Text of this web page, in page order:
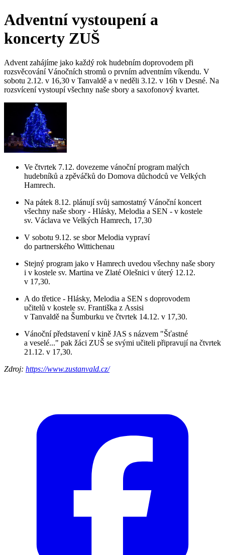
Adventní vystoupení a
koncerty ZUŠ
Advent zahájíme jako každý rok hudebním doprovodem při
rozsvěcování Vánočních stromů o prvním adventním víkendu. V
sobotu 2.12. v 16,30 v Tanvaldě a v neděli 3.12. v 16h v Desné. Na
rozsvícení vystoupí všechny naše sbory a saxofonový kvartet.
Ve čtvrtek 7.12. dovezeme vánoční program malých
hudebníků a zpěváčků do Domova důchodců ve Velkých
Hamrech.
Na pátek 8.12. plánují svůj samostatný Vánoční koncert
všechny naše sbory - Hlásky, Melodia a SEN - v kostele
sv. Václava ve Velkých Hamrech, 17,30
V sobotu 9.12. se sbor Melodia vypraví
do partnerského Wittichenau
Stejný program jako v Hamrech uvedou všechny naše sbory
i v kostele sv. Martina ve Zlaté Olešnici v úterý 12.12.
v 17,30.
A do třetice - Hlásky, Melodia a SEN s doprovodem
učitelů v kostele sv. Františka z Assisi
v Tanvaldě na Šumburku ve čtvrtek 14.12. v 17,30.
Vánoční představení v kině JAS s názvem "Šťastné
a veselé..." pak žáci ZUŠ se svými učiteli připravují na čtvrtek
21.12. v 17,30.
Zdroj: https://www.zustanvald.cz/